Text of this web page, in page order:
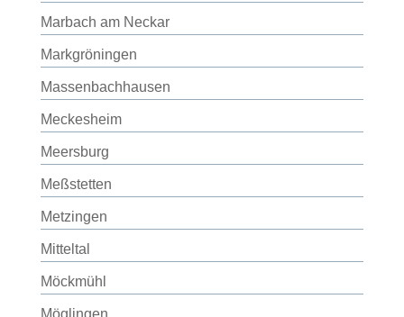
Marbach am Neckar
Markgröningen
Massenbachhausen
Meckesheim
Meersburg
Meßstetten
Metzingen
Mitteltal
Möckmühl
Möglingen